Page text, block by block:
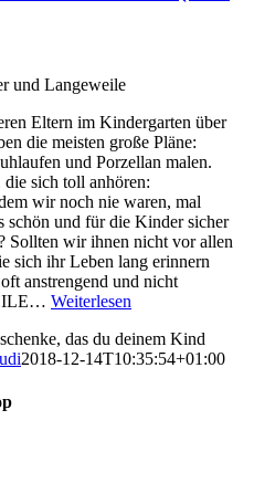
Eltern im Kindergarten über
die meisten große Pläne:
und Porzellan malen.
sich toll anhören:
wir noch nie waren, mal
schön und für die Kinder sicher
Sollten wir ihnen nicht vor allen
sich ihr Leben lang erinnern
anstrengend und nicht
Weiterlesen
das du deinem Kind
2018-12-14T10:35:54+01:00